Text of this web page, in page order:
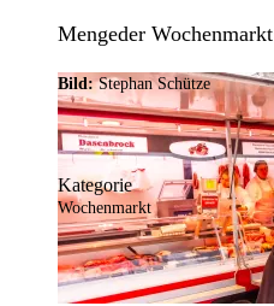
Mengeder Wochenmarkt
Bild:Stephan Schütze
Kategorie
Wochenmarkt